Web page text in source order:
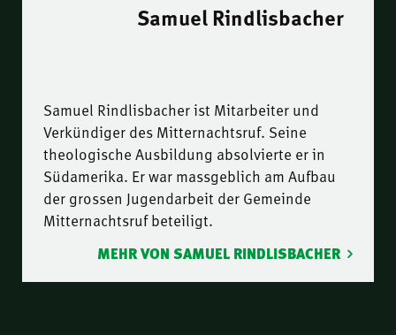
Samuel Rindlisbacher
Samuel Rindlisbacher ist Mitarbeiter und
Verkündiger des Mitternachtsruf. Seine
theologische Ausbildung absolvierte er in
Südamerika. Er war massgeblich am Aufbau
der grossen Jugendarbeit der Gemeinde
Mitternachtsruf beteiligt.
MEHR VON SAMUEL RINDLISBACHER